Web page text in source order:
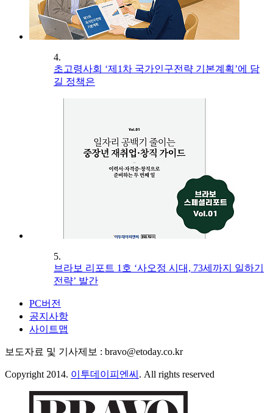
4.
초고령사회 ‘제1차 국가인구전략 기본계획’에 담
길 정책은
5.
브라보 리포트 1호 ‘사오정 시대, 73세까지 일하기
전략’ 발간
PC버전
공지사항
사이트맵
보도자료 및 기사제보 : bravo@etoday.co.kr
Copyright 2014. 이투데이피엔씨 . All rights reserved